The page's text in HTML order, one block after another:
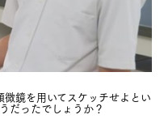
鏡を用いてスケッチせよとい
だったでしょうか？